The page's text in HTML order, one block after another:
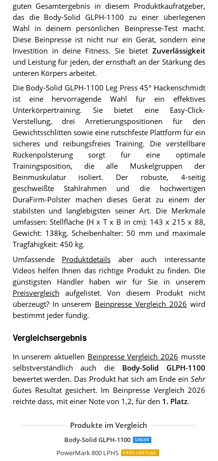
guten Gesamtergebnis in diesem Produktkaufratgeber,
das die Body-Solid GLPH-1100 zu einer überlegenen
Wahl in deinem persönlichen Beinpresse-Test macht.
Diese Beinpresse ist nicht nur ein Gerät, sondern eine
Investition in deine Fitness. Sie bietet Zuverlässigkeit
und Leistung für jeden, der ernsthaft an der Stärkung des
unteren Körpers arbeitet.
Die Body-Solid GLPH-1100 Leg Press 45° Hackenschmidt
ist eine hervorragende Wahl für ein effektives
Unterkörpertraining. Sie bietet eine Easy-Click-
Verstellung, drei Arretierungspositionen für den
Gewichtsschlitten sowie eine rutschfeste Plattform für ein
sicheres und reibungsfreies Training. Die verstellbare
Rückenpolsterung sorgt für eine optimale
Trainingsposition, die alle Muskelgruppen der
Beinmuskulatur isoliert. Der robuste, 4-seitig
geschweißte Stahlrahmen und die hochwertigen
DuraFirm-Polster machen dieses Gerät zu einem der
stabilsten und langlebigsten seiner Art. Die Merkmale
umfassen: Stellfläche (H x T x B in cm): 143 x 215 x 88,
Gewicht: 138kg, Scheibenhalter: 50 mm und maximale
Tragfähigkeit: 450 kg.
Umfassende Produktdetails aber auch interessante
Videos helfen Ihnen das richtige Produkt zu finden. Die
günstigsten Händler haben wir für Sie in unserem
Preisvergleich aufgelistet. Von diesem Produkt nicht
überzeugt? In unserem Beinpresse Vergleich 2026 wird
bestimmt jeder fündig.
Vergleichsergebnis
In unserem aktuellen Beinpresse Vergleich 2026 musste
selbstverständlich auch die Body-Solid GLPH-1100
bewertet werden. Das Produkt hat sich am Ende ein Sehr
Gutes Resultat gesichert. Im Beinpresse Vergleich 2026
reichte dass, mit einer Note von 1,2, für den 1. Platz.
Produkte im Vergleich
Body-Solid GLPH-1100 SIEGER
PowerMark 800 LPHS PREIS-LEISTUNG
Steelflex PLLP
Body-Solid GCLP-100 2in1 Beintrainer
Dione Beintrainer Leg Press
Sport-Tec Funktionsstemme